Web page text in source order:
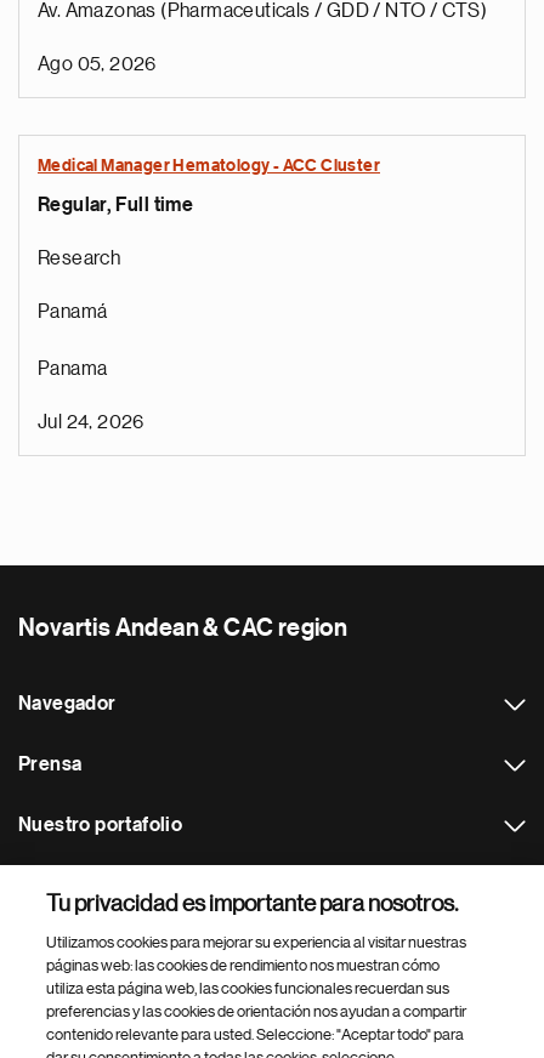
Av. Amazonas (Pharmaceuticals / GDD / NTO / CTS)
Ago 05, 2026
Medical Manager Hematology - ACC Cluster
Regular, Full time
Research
Panamá
Panama
Jul 24, 2026
Novartis Andean & CAC region
Navegador
Prensa
Nuestro portafolio
Footer Site Search
Tu privacidad es importante para nosotros.
Utilizamos cookies para mejorar su experiencia al visitar nuestras
páginas web: las cookies de rendimiento nos muestran cómo
utiliza esta página web, las cookies funcionales recuerdan sus
preferencias y las cookies de orientación nos ayudan a compartir
contenido relevante para usted. Seleccione: "Aceptar todo" para